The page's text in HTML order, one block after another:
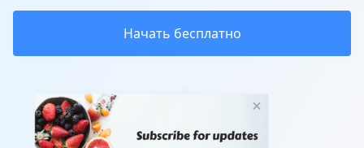
Начать бесплатно